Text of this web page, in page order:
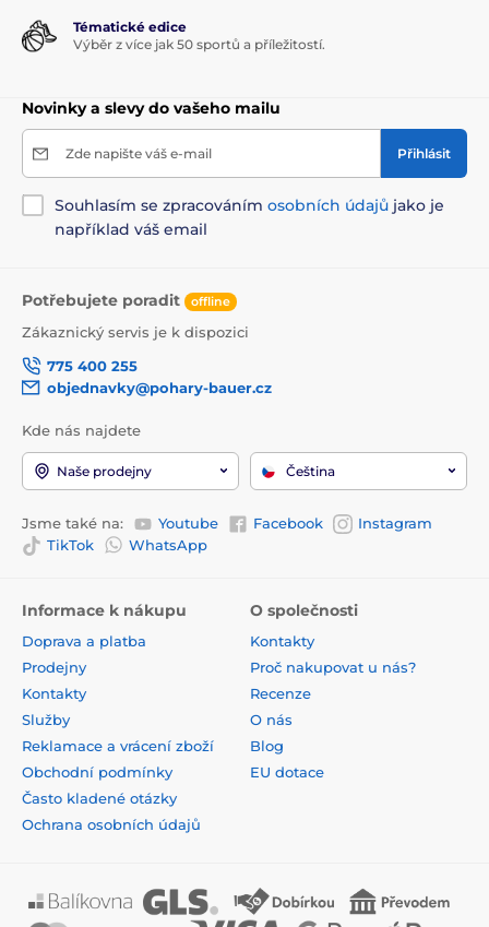
Tématické edice
Výběr z více jak 50 sportů a příležitostí.
Novinky a slevy do vašeho mailu
Zde napište váš e-mail Přihlásit
Souhlasím se zpracováním osobních údajů jako je
například váš email
Potřebujete poradit offline
Zákaznický servis je k dispozici
775 400 255
objednavky@pohary-bauer.cz
Kde nás najdete
Naše prodejny Čeština
Jsme také na: Youtube Facebook
Instagram
TikTok
WhatsApp
Informace k nákupu
Doprava a platba
Prodejny
Kontakty
Služby
Reklamace a vrácení zboží
Obchodní podmínky
Často kladené otázky
Ochrana osobních údajů
O společnosti
Kontakty
Proč nakupovat u nás?
Recenze
O nás
Blog
EU dotace